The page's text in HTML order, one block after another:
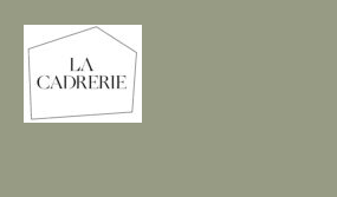
contenu
"chemin
de